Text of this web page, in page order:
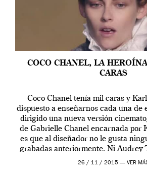
COCO CHANEL, LA
CARAS
Coco Chanel tenía mil caras y
dispuesto a enseñarnos cada una
dirigido una nueva versión
de Gabrielle Chanel encarnada por
es que al diseñador no le gusta
grabadas anteriormente. Ni Audrey
McLaine ni ninguna otra.
26 / 11 / 2015 — VER